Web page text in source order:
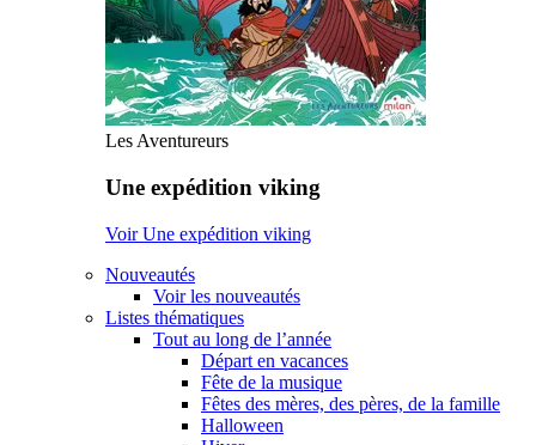
Les Aventureurs
Une expédition viking
Voir Une expédition viking
Nouveautés
Voir les nouveautés
Listes thématiques
Tout au long de l’année
Départ en vacances
Fête de la musique
Fêtes des mères, des pères, de la famille
Halloween